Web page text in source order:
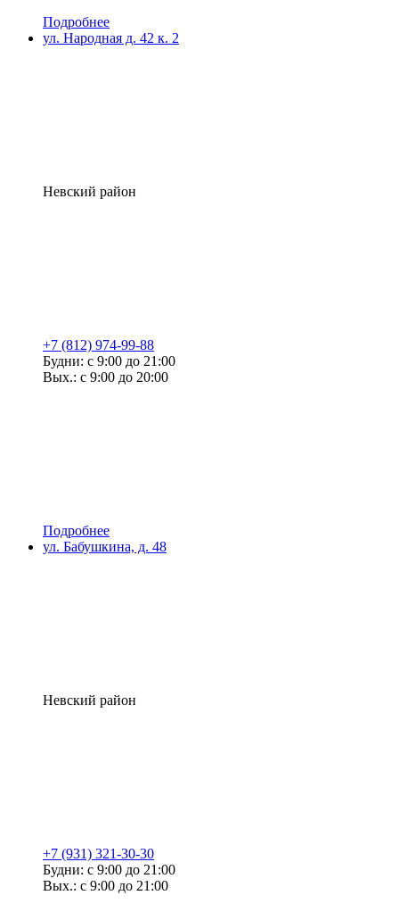
Подробнее
ул. Народная д. 42 к. 2
Невский район
+7 (812) 974-99-88
Будни: с 9:00 до 21:00
Вых.: с 9:00 до 20:00
Подробнее
ул. Бабушкина, д. 48
Невский район
+7 (931) 321-30-30
Будни: с 9:00 до 21:00
Вых.: с 9:00 до 21:00